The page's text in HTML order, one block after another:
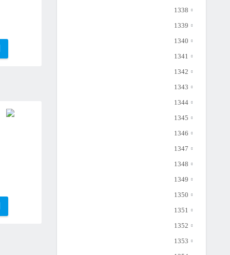
1338
1339
1340
1341
1342
1343
1344
1345
1346
1347
1348
1349
1350
1351
1352
1353